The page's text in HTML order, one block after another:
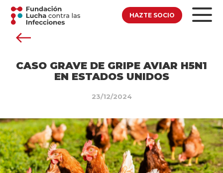
HAZTE SOCIO
CASO GRAVE DE GRIPE AVIAR H5N1
EN ESTADOS UNIDOS
23/12/2024